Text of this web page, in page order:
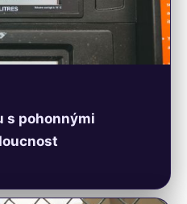
s pohonnými